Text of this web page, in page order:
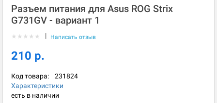
Разъем питания для Asus ROG Strix
G731GV - вариант 1
★ ★ ★ ★ ★ | Написать отзыв
210 р.
Код товара: 231824
Характеристики
есть в наличии